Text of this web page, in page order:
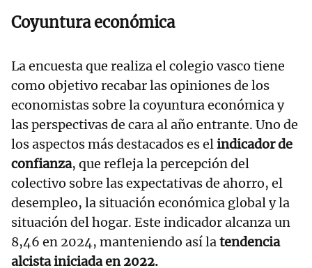
Coyuntura económica
La encuesta que realiza el colegio vasco tiene
como objetivo recabar las opiniones de los
economistas sobre la coyuntura económica y
las perspectivas de cara al año entrante. Uno de
los aspectos más destacados es elindicador de
confianza, que refleja la percepción del
colectivo sobre las expectativas de ahorro, el
desempleo, la situación económica global y la
situación del hogar. Este indicador alcanza un
8,46 en 2024, manteniendo así latendencia
alcista iniciada en 2022.